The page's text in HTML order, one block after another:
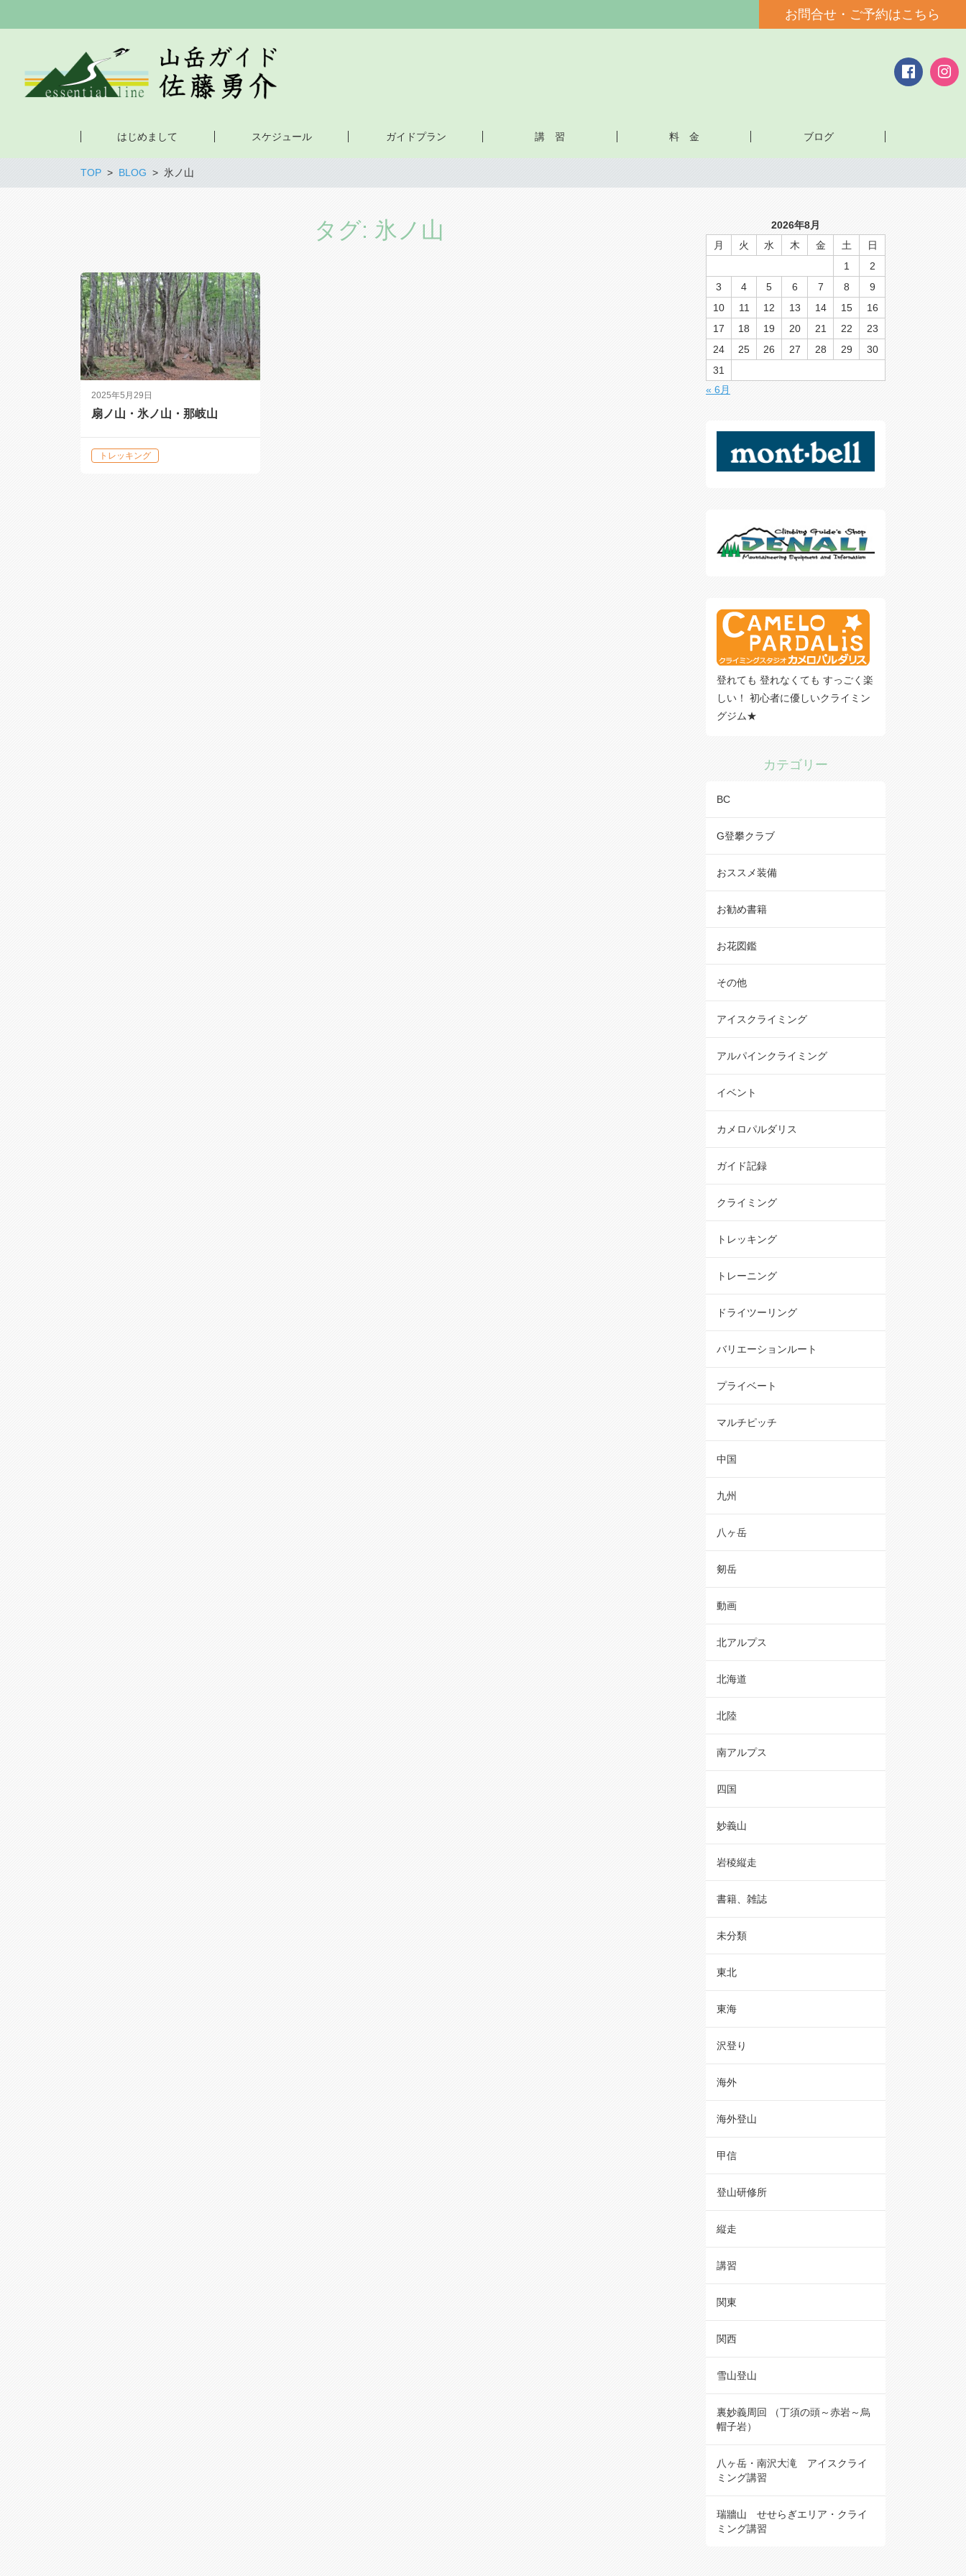
お問合せ・ご予約はこちら
はじめまして スケジュール ガイドプラン 講 習 料 金 ブログ
TOP BLOG 氷ノ山
タグ: 氷ノ山
2025年5月29日
扇ノ山・氷ノ山・那岐山
トレッキング
2026年8月
月
火 水 木 金 土
日
1
2
3
4 5 6 7 8
9
10
11 12 13 14 15
16
17
18 19 20 21 22
23
24
25 26 27 28 29
30
31
« 6月
登れても 登れなくても すっごく楽
しい！ 初心者に優しいクライミン
グジム★
カテゴリー
BC
G登攀クラブ
おススメ装備
お勧め書籍
お花図鑑
その他
アイスクライミング
アルパインクライミング
イベント
カメロパルダリス
ガイド記録
クライミング
トレッキング
トレーニング
ドライツーリング
バリエーションルート
プライベート
マルチピッチ
中国
九州
八ヶ岳
剱岳
動画
北アルプス
北海道
北陸
南アルプス
四国
妙義山
岩稜縦走
書籍、雑誌
未分類
東北
東海
沢登り
海外
海外登山
甲信
登山研修所
縦走
講習
関東
関西
雪山登山
裏妙義周回 （丁須の頭～赤岩～烏
帽子岩）
八ヶ岳・南沢大滝 アイスクライ
ミング講習
瑞牆山 せせらぎエリア・クライ
ミング講習